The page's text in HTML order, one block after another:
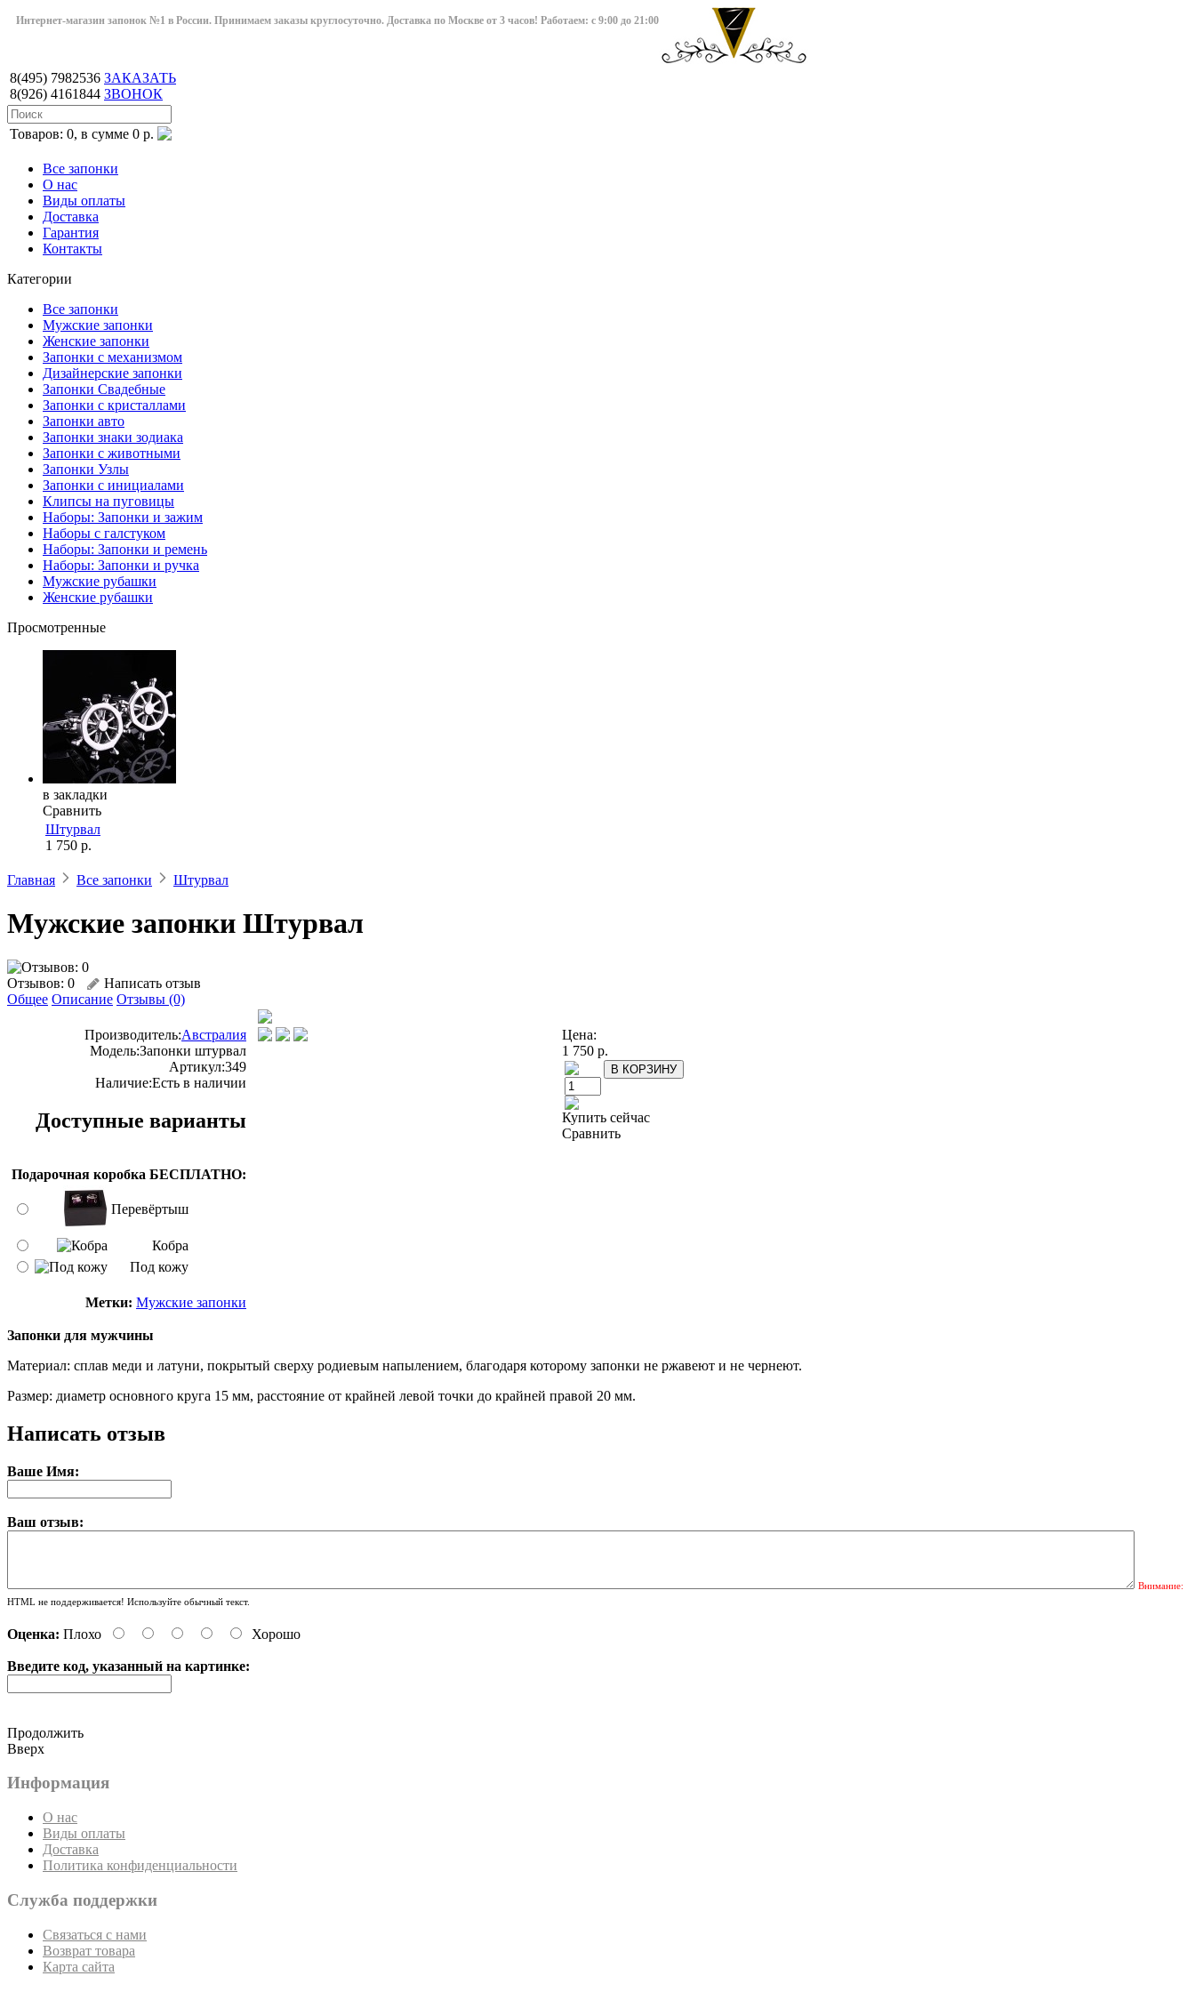
Интернет-магазин запонок №1 в России. Принимаем заказы круглосуточно. Доставка по Москве от 3 часов! Работаем: с 9:00 до 21:00
8(495) 7982536
8(926) 4161844
ЗАКАЗАТЬ
ЗВОНОК
Товаров: 0, в сумме 0 р.
Все запонки
О нас
Виды оплаты
Доставка
Гарантия
Контакты
Категории
Все запонки
Мужские запонки
Женские запонки
Запонки с механизмом
Дизайнерские запонки
Запонки Свадебные
Запонки с кристаллами
Запонки авто
Запонки знаки зодиака
Запонки с животными
Запонки Узлы
Запонки с инициалами
Клипсы на пуговицы
Наборы: Запонки и зажим
Наборы с галстуком
Наборы: Запонки и ремень
Наборы: Запонки и ручка
Мужские рубашки
Женские рубашки
Просмотренные
в закладки
Сравнить
Штурвал
1 750 р.
Главная Все запонки Штурвал
Мужские запонки Штурвал
Отзывов: 0
Написать отзыв
Общее Описание Отзывы (0)
Производитель:Австралия
Модель:Запонки штурвал
Артикул:349
Наличие:Есть в наличии
Доступные варианты
Подарочная коробка БЕСПЛАТНО:
Перевёртыш
Кобра
Под кожу
Метки: Мужские запонки
Цена:
1 750 р.
Купить сейчас
Сравнить
Запонки для мужчины
Материал: сплав меди и латуни, покрытый сверху родиевым напылением, благодаря которому запонки не ржавеют и не чернеют.
Размер: диаметр основного круга 15 мм, расстояние от крайней левой точки до крайней правой 20 мм.
Написать отзыв
Ваше Имя:
Ваш отзыв:
Внимание:
HTML не поддерживается! Используйте обычный текст.
Оценка: Плохо Хорошо
Введите код, указанный на картинке:
Продолжить
Вверх
Информация
О нас
Виды оплаты
Доставка
Политика конфиденциальности
Служба поддержки
Связаться с нами
Возврат товара
Карта сайта